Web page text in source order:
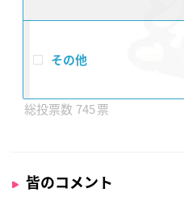
その他
745
皆のコメント